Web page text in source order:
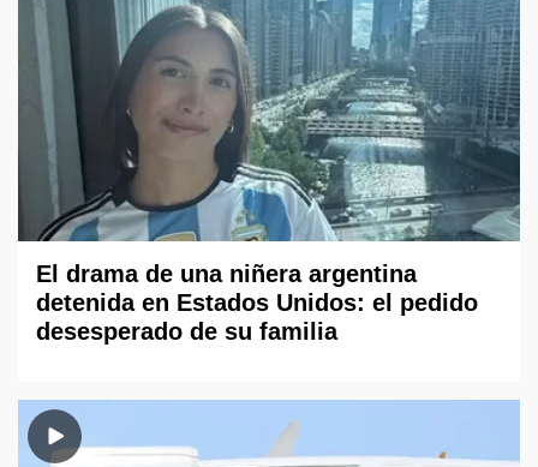
El drama de una niñera argentina
detenida en Estados Unidos: el pedido
desesperado de su familia